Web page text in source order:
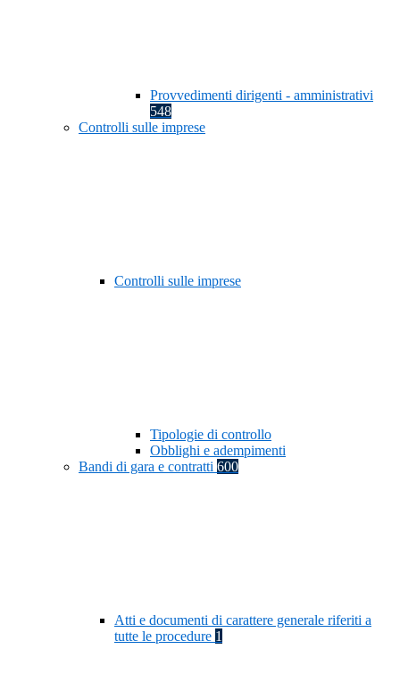
Provvedimenti dirigenti - amministrativi
548
Controlli sulle imprese
Controlli sulle imprese
Tipologie di controllo
Obblighi e adempimenti
Bandi di gara e contratti 600
Atti e documenti di carattere generale riferiti a
tutte le procedure 1